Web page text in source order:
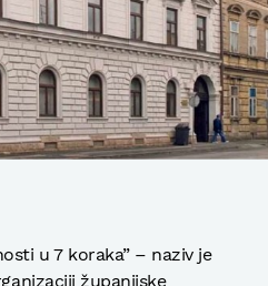
u 7 koraka” – naziv je
županijske